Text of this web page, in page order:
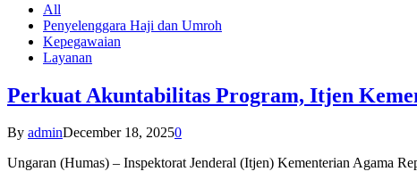
All
Penyelenggara Haji dan Umroh
Kepegawaian
Layanan
Perkuat Akuntabilitas Program, Itjen
By adminDecember 18, 20250
Ungaran (Humas) – Inspektorat Jenderal (Itjen) Kementerian Agama